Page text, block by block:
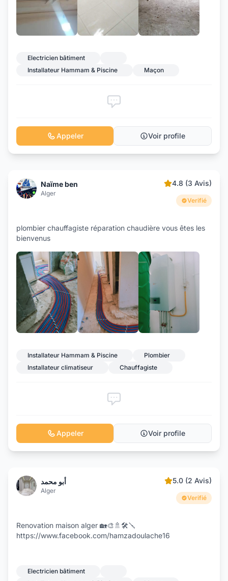
Electricien bâtiment
Installateur Hammam & Piscine
Maçon
Appeler Voir profile
Naïme ben
Alger
4.8 (3 Avis)
Verifié
plombier chauffagiste réparation chaudière vous êtes les
bienvenus
Installateur Hammam & Piscine
Plombier
Installateur climatiseur
Chauffagiste
Appeler Voir profile
أبو محمد
Alger
5.0 (2 Avis)
Verifié
Renovation maison alger 🏡🎨🚿🛠️🪛
https://www.facebook.com/hamzadoulache16
Electricien bâtiment